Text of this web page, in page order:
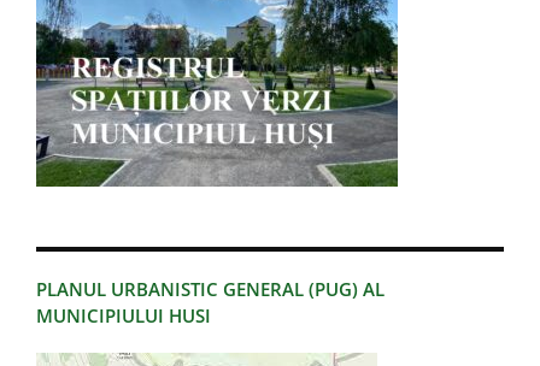
PLANUL URBANISTIC GENERAL (PUG) AL
MUNICIPIULUI HUSI